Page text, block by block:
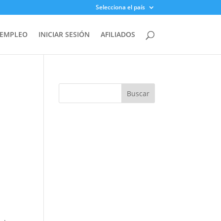
Selecciona el país
INICIAR SESIÓN AFILIADOS